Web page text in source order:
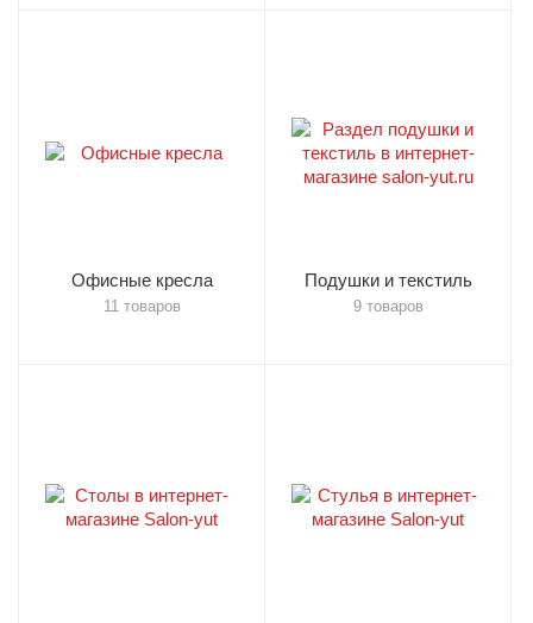
Офисные кресла
11 товаров
Подушки и текстиль
9 товаров